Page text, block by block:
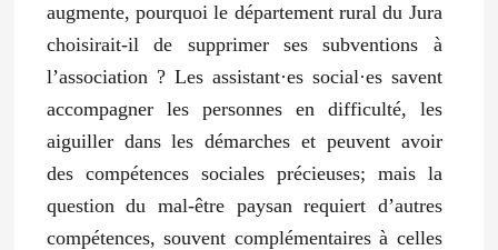
augmente,pourquoi le département rural du Jura
choisirait-il de supprimer ses subventions à
l’association ?Les assistant·es social·es savent
accompagner les personnes en difficulté, les
aiguiller dans les démarches et peuvent avoir
des compétences sociales précieuses; mais la
question du mal-être paysan requiert d’autres
compétences, souvent complémentaires à celles